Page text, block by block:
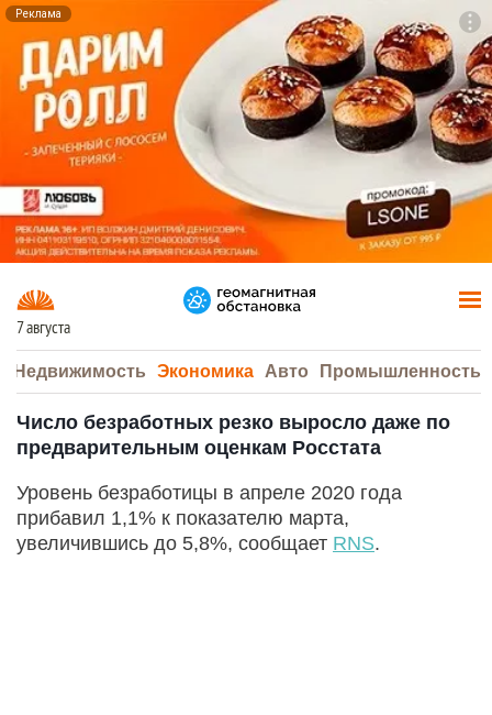
Реклама
7 августа
Недвижимость Экономика Авто Промышленность
Число безработных резко выросло даже по
предварительным оценкам Росстата
Уровень безработицы в апреле 2020 года
прибавил 1,1% к показателю марта,
увеличившись до 5,8%, сообщает RNS.